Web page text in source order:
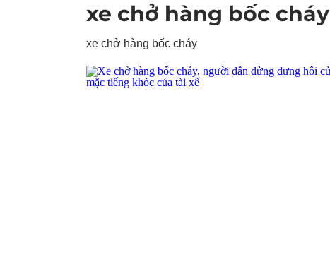
xe chở hàng bốc cháy
xe chở hàng bốc cháy